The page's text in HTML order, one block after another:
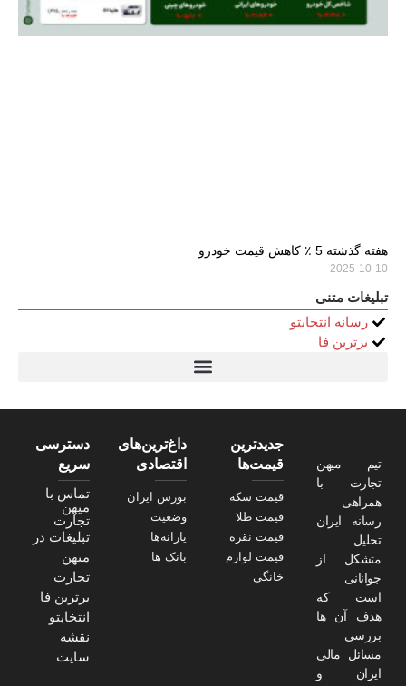
هفته گذشته 5 ٪ کاهش قیمت خودرو
2025-10-10
تبلیغات متنی
رسانه انتخابتو
برترین فا
تیم میهن
تجارت با
همراهی
رسانه ایران
تحلیل
متشکل از
جوانانی
است که
هدف آن ها
بررسی
مسائل مالی
ایران و
جدیدترین
قیمت‌ها
قیمت سکه
قیمت طلا
قیمت نقره
قیمت لوازم
خانگی
داغ‌ترین‌های
اقتصادی
بورس ایران
وضعیت
یارانه‌ها
بانک ها
دسترسی
سریع
تماس با
میهن
تجارت
تبلیغات در
میهن
تجارت
برترین فا
انتخابتو
نقشه
سایت